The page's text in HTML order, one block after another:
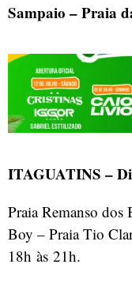
Sampaio – Praia
ITAGUATINS –
Praia Remanso
Boy – Praia Tio
18h às 21h.